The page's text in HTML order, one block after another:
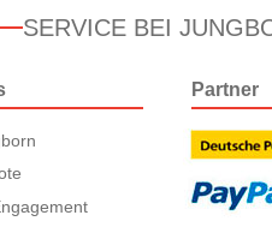
SERVICE BEI
Partner